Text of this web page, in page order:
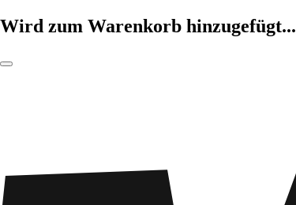
Wird zum Warenkorb hinzugefügt...